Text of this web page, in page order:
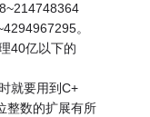
。
40亿以下的
就要用到C+
整数的扩展有所